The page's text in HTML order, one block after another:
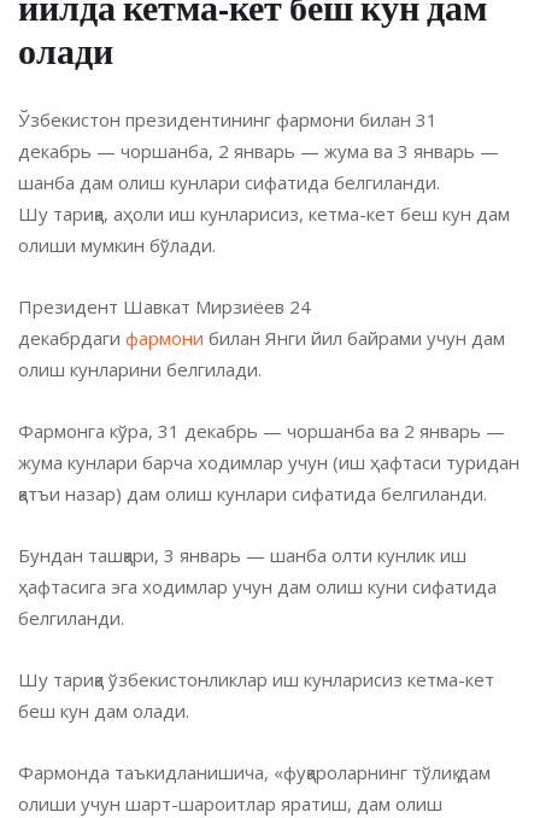
олади
Ўзбекистон президентининг фармони билан 31
декабрь — чоршанба, 2 январь — жума ва 3 январь —
шанба дам олиш кунлари сифатида белгиланди.
Шу тариқа, аҳоли иш кунларисиз, кетма-кет беш кун дам
олиши мумкин бўлади.
Президент Шавкат Мирзиёев 24
декабрдаги фармони билан Янги йил байрами учун дам
олиш кунларини белгилади.
Фармонга кўра, 31 декабрь — чоршанба ва 2 январь —
жума кунлари барча ходимлар учун (иш ҳафтаси туридан
қатъи назар) дам олиш кунлари сифатида белгиланди.
Бундан ташқари, 3 январь — шанба олти кунлик иш
ҳафтасига эга ходимлар учун дам олиш куни сифатида
белгиланди.
Шу тариқа ўзбекистонликлар иш кунларисиз кетма-кет
беш кун дам олади.
Фармонда таъкидланишича, «фуқароларнинг тўлиқ дам
олиши учун шарт-шароитлар яратиш, дам олиш